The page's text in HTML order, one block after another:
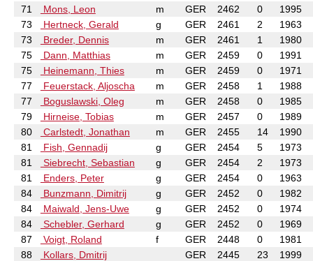
71
Mons, Leon m GER 2462 0
1995
73
Hertneck, Gerald g GER 2461 2
1963
73
Breder, Dennis m GER 2461 1
1980
75
Dann, Matthias m GER 2459 0
1991
75
Heinemann, Thies m GER 2459 0
1971
77
Feuerstack, Aljoscha m GER 2458 1
1988
77
Boguslawski, Oleg m GER 2458 0
1985
79
Hirneise, Tobias m GER 2457 0
1989
80
Carlstedt, Jonathan m GER 2455 14
1990
81
Fish, Gennadij g GER 2454 5
1973
81
Siebrecht, Sebastian g GER 2454 2
1973
81
Enders, Peter g GER 2454 0
1963
84
Bunzmann, Dimitrij g GER 2452 0
1982
84
Maiwald, Jens-Uwe g GER 2452 0
1974
84
Schebler, Gerhard g GER 2452 0
1969
87
Voigt, Roland f GER 2448 0
1981
88
Kollars, Dmitrij GER 2445 23
1999